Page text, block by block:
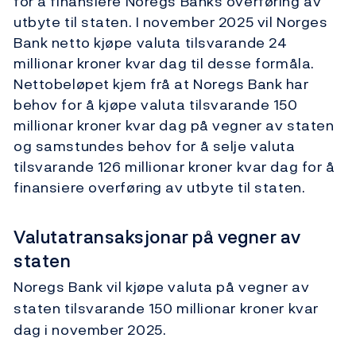
utbyte til staten. I november 2025 vil Norges
Bank netto kjøpe valuta tilsvarande 24
millionar kroner kvar dag til desse formåla.
Nettobeløpet kjem frå at Noregs Bank har
behov for å kjøpe valuta tilsvarande 150
millionar kroner kvar dag på vegner av staten
og samstundes behov for å selje valuta
tilsvarande 126 millionar kroner kvar dag for å
finansiere overføring av utbyte til staten.
Valutatransaksjonar på vegner av
staten
Noregs Bank vil kjøpe valuta på vegner av
staten tilsvarande 150 millionar kroner kvar
dag i november 2025.